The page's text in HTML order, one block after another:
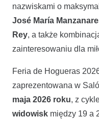
nazwiskami o
José María
Rey, a także
zainteresowaniu dla
Feria de Hogueras
zaprezentowana w
maja 2026 roku, z
widowisk między 19 a